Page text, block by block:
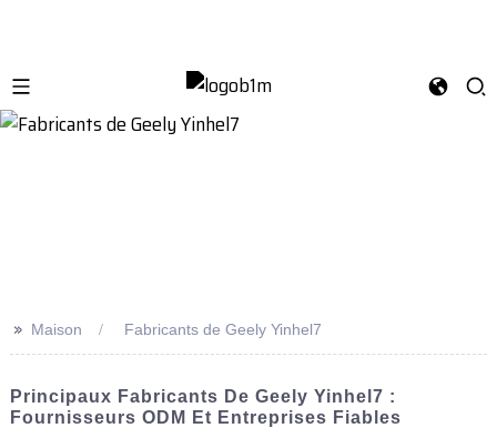
>> Maison Fabricants de Geely Yinhel7
Principaux Fabricants De Geely Yinhel7 :
Fournisseurs ODM Et Entreprises Fiables